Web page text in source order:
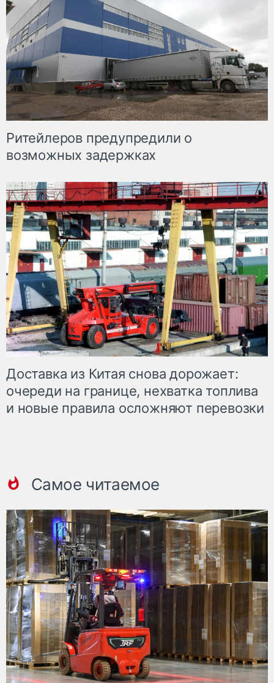
Ритейлеров предупредили о
возможных задержках
Доставка из Китая снова дорожает:
очереди на границе, нехватка топлива
и новые правила осложняют перевозки
Самое читаемое